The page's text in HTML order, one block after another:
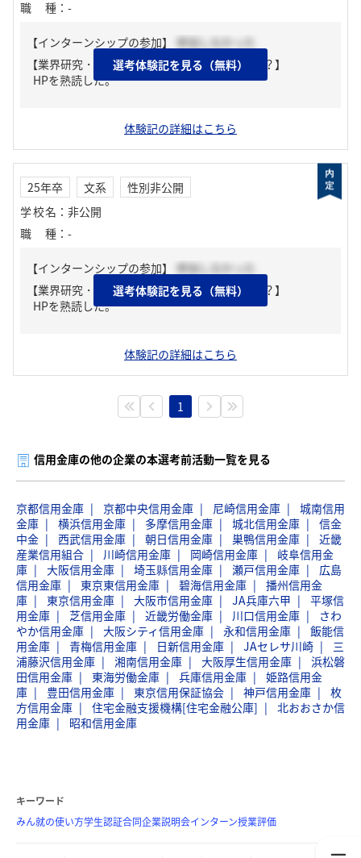
職種 ： -
【インターンシップの参加】
参加しなかった
【業界研究・企業研究はどんな風にしましたか？】
HPを熟読した。
選考体験記を見る（無料）
体験記の詳細はこちら
25年卒 文系
性別非公開
学校名 ： 非公開
職種 ： -
【インターンシップの参加】
参加しなかった
【業界研究・企業研究はどんな風にしましたか？】
HPを熟読した。
選考体験記を見る（無料）
体験記の詳細はこちら
1
信用金庫の他の企業の本選考前活動一覧を見る
京都信用金庫 京都中央信用金庫 尼崎信用金庫
城南信用
金庫
横浜信用金庫 多摩信用金庫 城北信用金庫
信金
中金
西武信用金庫 朝日信用金庫 巣鴨信用金庫
近畿
産業信用組合
川崎信用金庫 岡崎信用金庫
岐阜信用金
庫
大阪信用金庫 埼玉縣信用金庫 瀬戸信用金庫
広島
信用金庫
東京東信用金庫 碧海信用金庫
播州信用金
庫
東京信用金庫 大阪市信用金庫 JA兵庫六甲
平塚信
用金庫
芝信用金庫 近畿労働金庫 川口信用金庫
さわ
やか信用金庫
大阪シティ信用金庫 永和信用金庫
飯能信
用金庫
青梅信用金庫 日新信用金庫 JAセレサ川崎
三
浦藤沢信用金庫
湘南信用金庫 大阪厚生信用金庫
浜松磐
田信用金庫
東海労働金庫 兵庫信用金庫
姫路信用金
庫
豊田信用金庫 東京信用保証協会 神戸信用金庫
枚
方信用金庫
住宅金融支援機構[住宅金融公庫]
北おおさか信
用金庫
昭和信用金庫
キーワード
みん就の使い方学生認証合同企業説明会インターン授業評価